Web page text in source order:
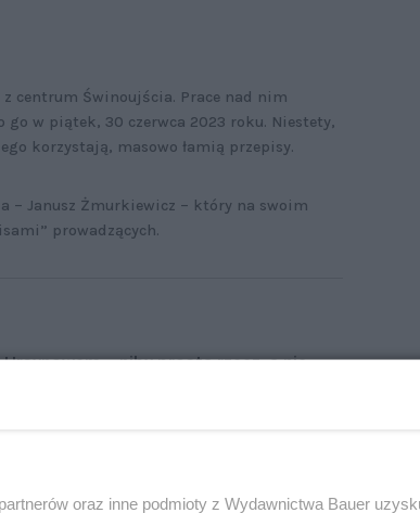
z centrum Świnoujścia. Prace nad nim
go w piątek, 30 czerwca 2023 roku. Niestety,
korzystają, masowo łamią przepisy.
– Janusz Żmurkiewicz – który na swoim
prowadzących.
Ursynowem – niby prosta rzecz, a nie
oraz inne podmioty z Wydawnictwa Bauer